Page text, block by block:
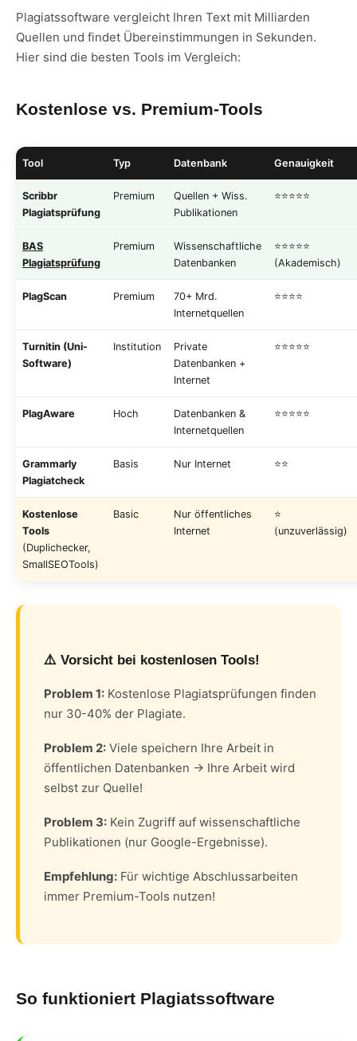
Plagiatssoftware vergleicht Ihren Text mit Milliarden
Quellen und findet Übereinstimmungen in Sekunden.
Hier sind die besten Tools im Vergleich:
Kostenlose vs. Premium-Tools
Tool Typ Datenbank Genauigkeit
Scribbr
Plagiatsprüfung
Premium
Quellen + Wiss.
Publikationen
⭐⭐⭐⭐⭐
BAS
Plagiatsprüfung
Premium
Wissenschaftliche
Datenbanken
⭐⭐⭐⭐⭐
(Akademisch)
PlagScan Premium
70+ Mrd.
Internetquellen
⭐⭐⭐⭐
Turnitin (Uni-
Software)
Institution
Private
Datenbanken +
Internet
⭐⭐⭐⭐⭐
PlagAware Hoch
Datenbanken &
Internetquellen
⭐⭐⭐⭐⭐
Grammarly
Plagiatcheck
Basis Nur Internet ⭐⭐
Kostenlose
Tools
(Duplichecker,
SmallSEOTools)
Basic
Nur öffentliches
Internet
⭐
(unzuverlässig)
⚠️ Vorsicht bei kostenlosen Tools!
Problem 1: Kostenlose Plagiatsprüfungen finden
nur 30-40% der Plagiate.
Problem 2: Viele speichern Ihre Arbeit in
öffentlichen Datenbanken → Ihre Arbeit wird
selbst zur Quelle!
Problem 3: Kein Zugriff auf wissenschaftliche
Publikationen (nur Google-Ergebnisse).
Empfehlung: Für wichtige Abschlussarbeiten
immer Premium-Tools nutzen!
So funktioniert Plagiatssoftware